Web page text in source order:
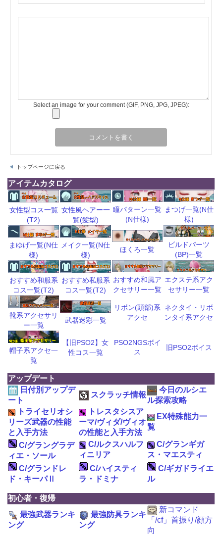
Select an image for your comment (GIF, PNG, JPG, JPEG):
トップページに戻る
アイテムカタログ
女性型コス一覧
(T2)
女性風ヘアー一
覧(髪型)
瞳パターン一覧
(N仕様)
まつげ一覧(N仕
様)
まゆげ一覧(N仕
様)
メイク一覧(N仕
様)
ほくろ一覧
ビルドパーツ
(BP)一覧
おすすめ和服系
コス一覧(T2)
おすすめ私服系
コス一覧(T2)
おすすめ和風ア
クセサリー一覧
エクステ系アク
セサリー一覧
靴系アクセサリ
ー一覧
武器迷彩一覧
リボン(頭部)系
アクセ
ネクタイ・リボ
ンタイ系アクセ
帽子系アクセ一
覧
【旧PSO2】女
性コス一覧
PSO2NGSボイ
ス
旧PSO2ボイス
アップデート
日付別アップデ
ート
スクラッチ情報
今日のルシエ
ル探索攻略
トライセリオシ
リーズ武器の性能
と入手方法
トレスタシスア
ーマ/ヴィダ/ヴィオ
の性能と入手方法
EX特殊能力一
覧
C/グラングラデ
ィエ・ソール
C/ルクスハルフ
ィニリア
C/グランギガ
ス・マエスティ
C/グランドレ
ド・キーパⅡ
C/ハイスティ
ラ・ドミナ
C/ギガドライエ
ル
初心者・復帰
最強武器ランキ
ング
最強防具ランキ
ング
新コマンド
「/cf」首振り/顔方
向